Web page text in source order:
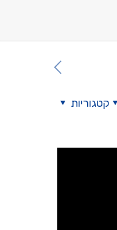
קטגוריות